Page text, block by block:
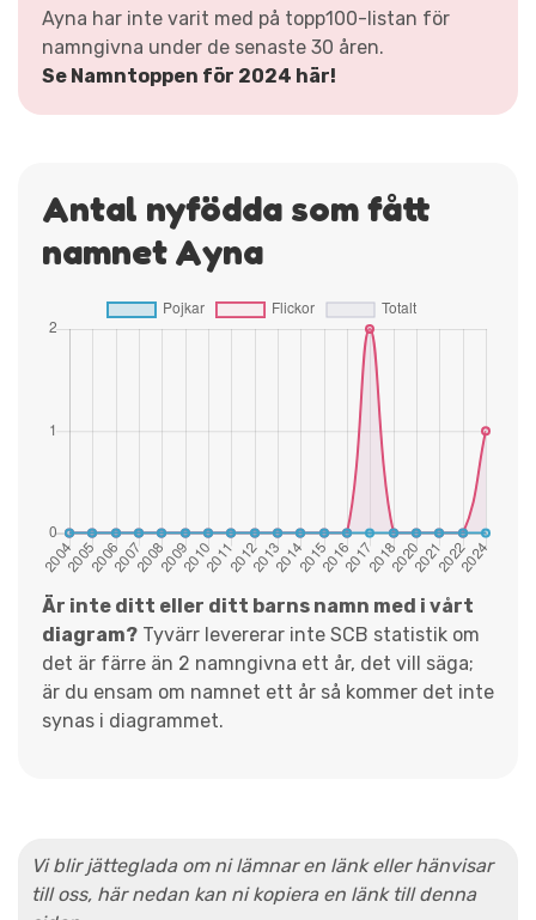
Ayna har inte varit med på topp100-listan för
namngivna under de senaste 30 åren.
Se Namntoppen för 2024 här!
Antal nyfödda som fått
namnet Ayna
Är inte ditt eller ditt barns namn med i vårt
diagram? Tyvärr levererar inte SCB statistik om
det är färre än 2 namngivna ett år, det vill säga;
är du ensam om namnet ett år så kommer det inte
synas i diagrammet.
Vi blir jätteglada om ni lämnar en länk eller hänvisar
till oss, här nedan kan ni kopiera en länk till denna